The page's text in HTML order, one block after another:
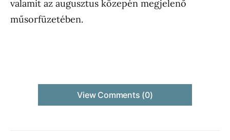
valamit az augusztus közepén megjelenő
műsorfüzetében.
View Comments (0)